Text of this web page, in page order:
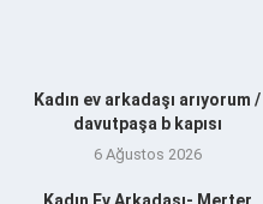
Kadın ev arkadaşı arıyorum /
davutpaşa b kapısı
6 Ağustos 2026
Kadın Ev Arkadaşı- Merter